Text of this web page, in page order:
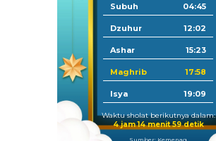
Subuh 04:45
Dzuhur 12:02
Ashar 15:23
Maghrib 17:58
Isya 19:09
Waktu sholat berikutnya dalam:
4 jam 14 menit 58 detik
Sumber: Kemenag